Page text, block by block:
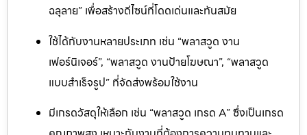
ฉลุลาย” เพื่อสร้างดีไซน์ที่โดดเด่นและทันสมัย
ใช้ได้กับงานหลายประเภท เช่น “พลาสวูด งาน
เฟอร์นิเจอร์”, “พลาสวูด งานป้ายโฆษณา”, “พลาสวูด
แบบสำเร็จรูป” ที่จัดส่งพร้อมใช้งาน
มีเกรดวัสดุให้เลือก เช่น “พลาสวูด เกรด A” ซึ่งเป็นเกรด